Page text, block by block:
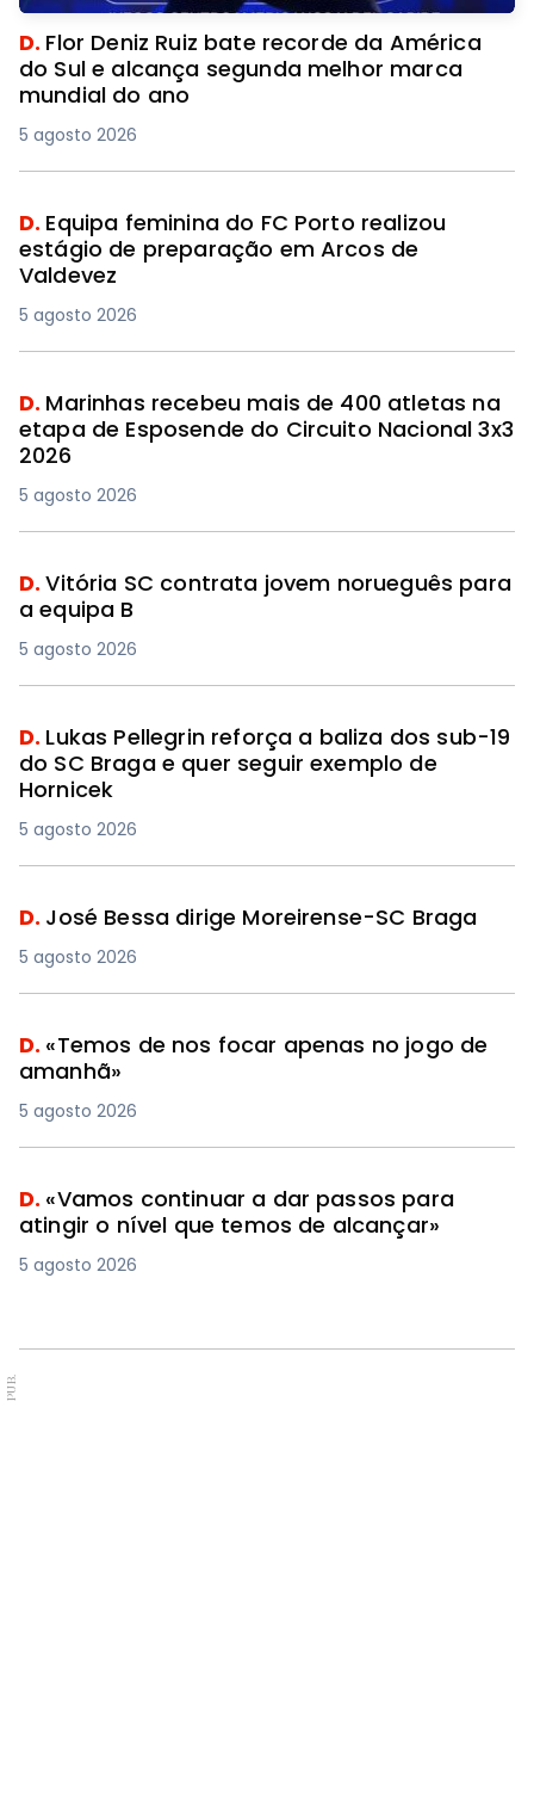
D. Flor Deniz Ruiz bate recorde da América
do Sul e alcança segunda melhor marca
mundial do ano
5 agosto 2026
D. Equipa feminina do FC Porto realizou
estágio de preparação em Arcos de
Valdevez
5 agosto 2026
D. Marinhas recebeu mais de 400 atletas na
etapa de Esposende do Circuito Nacional 3x3
2026
5 agosto 2026
D.Vitória SC contrata jovem norueguês para
a equipa B
5 agosto 2026
D. Lukas Pellegrin reforça a baliza dos sub-19
do SC Braga e quer seguir exemplo de
Hornicek
5 agosto 2026
D. José Bessa dirige Moreirense-SC Braga
5 agosto 2026
D. «Temos de nos focar apenas no jogo de
amanhã»
5 agosto 2026
D. «Vamos continuar a dar passos para
atingir o nível que temos de alcançar»
5 agosto 2026
PUB.